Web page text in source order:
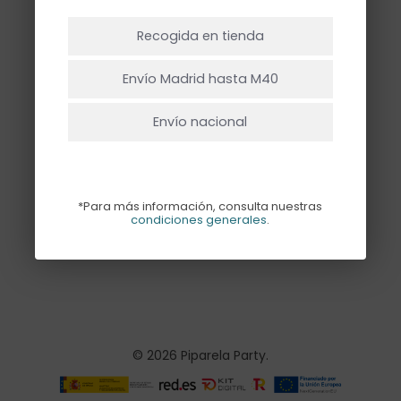
PIXELADA
© 2026 Piparela Party.
Recogida en tienda
Envío Madrid hasta M40
Envío nacional
*Para más información, consulta nuestras
condiciones generales.